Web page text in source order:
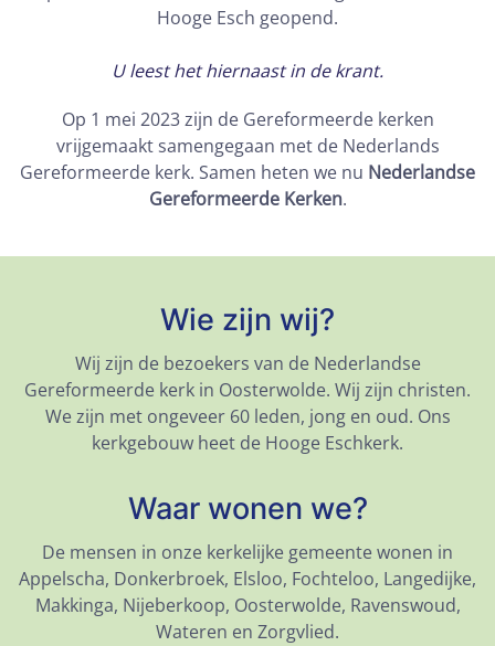
Hooge Esch geopend.
U leest het hiernaast in de krant.
Op 1 mei 2023 zijn de Gereformeerde kerken
vrijgemaakt samengegaan met de Nederlands
Gereformeerde kerk. Samen heten we nu Nederlandse
Gereformeerde Kerken.
Wie zijn wij?
Wij zijn de bezoekers van de Nederlandse
Gereformeerde kerk in Oosterwolde. Wij zijn christen.
We zijn met ongeveer 60 leden, jong en oud. Ons
kerkgebouw heet de Hooge Eschkerk.
Waar wonen we?
De mensen in onze kerkelijke gemeente wonen in
Appelscha, Donkerbroek, Elsloo, Fochteloo, Langedijke,
Makkinga, Nijeberkoop, Oosterwolde, Ravenswoud,
Wateren en Zorgvlied.